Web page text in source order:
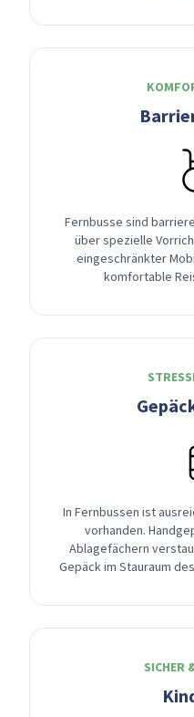
Fernbusse sind
über spezielle
eingeschränkter
komfortable
In Fernbussen ist
vorhanden.
Ablagefächern
Gepäck im Stauraum
SICHER